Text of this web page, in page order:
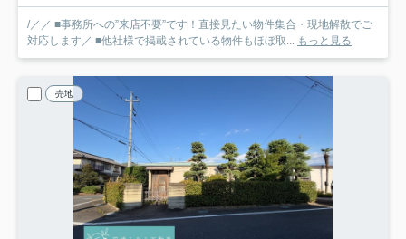
/／／ ■事務所への”来店不要”です！直接見たい物件集合・現地解散でご
対応します／ ■他社様で掲載されている物件もほぼ取... もっと見る
売地